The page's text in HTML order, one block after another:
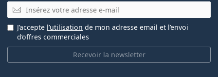
E-mail
Recevoir la newsletter
J’accepte l’utilisation de mon adresse email et l’envoi
d’offres commerciales